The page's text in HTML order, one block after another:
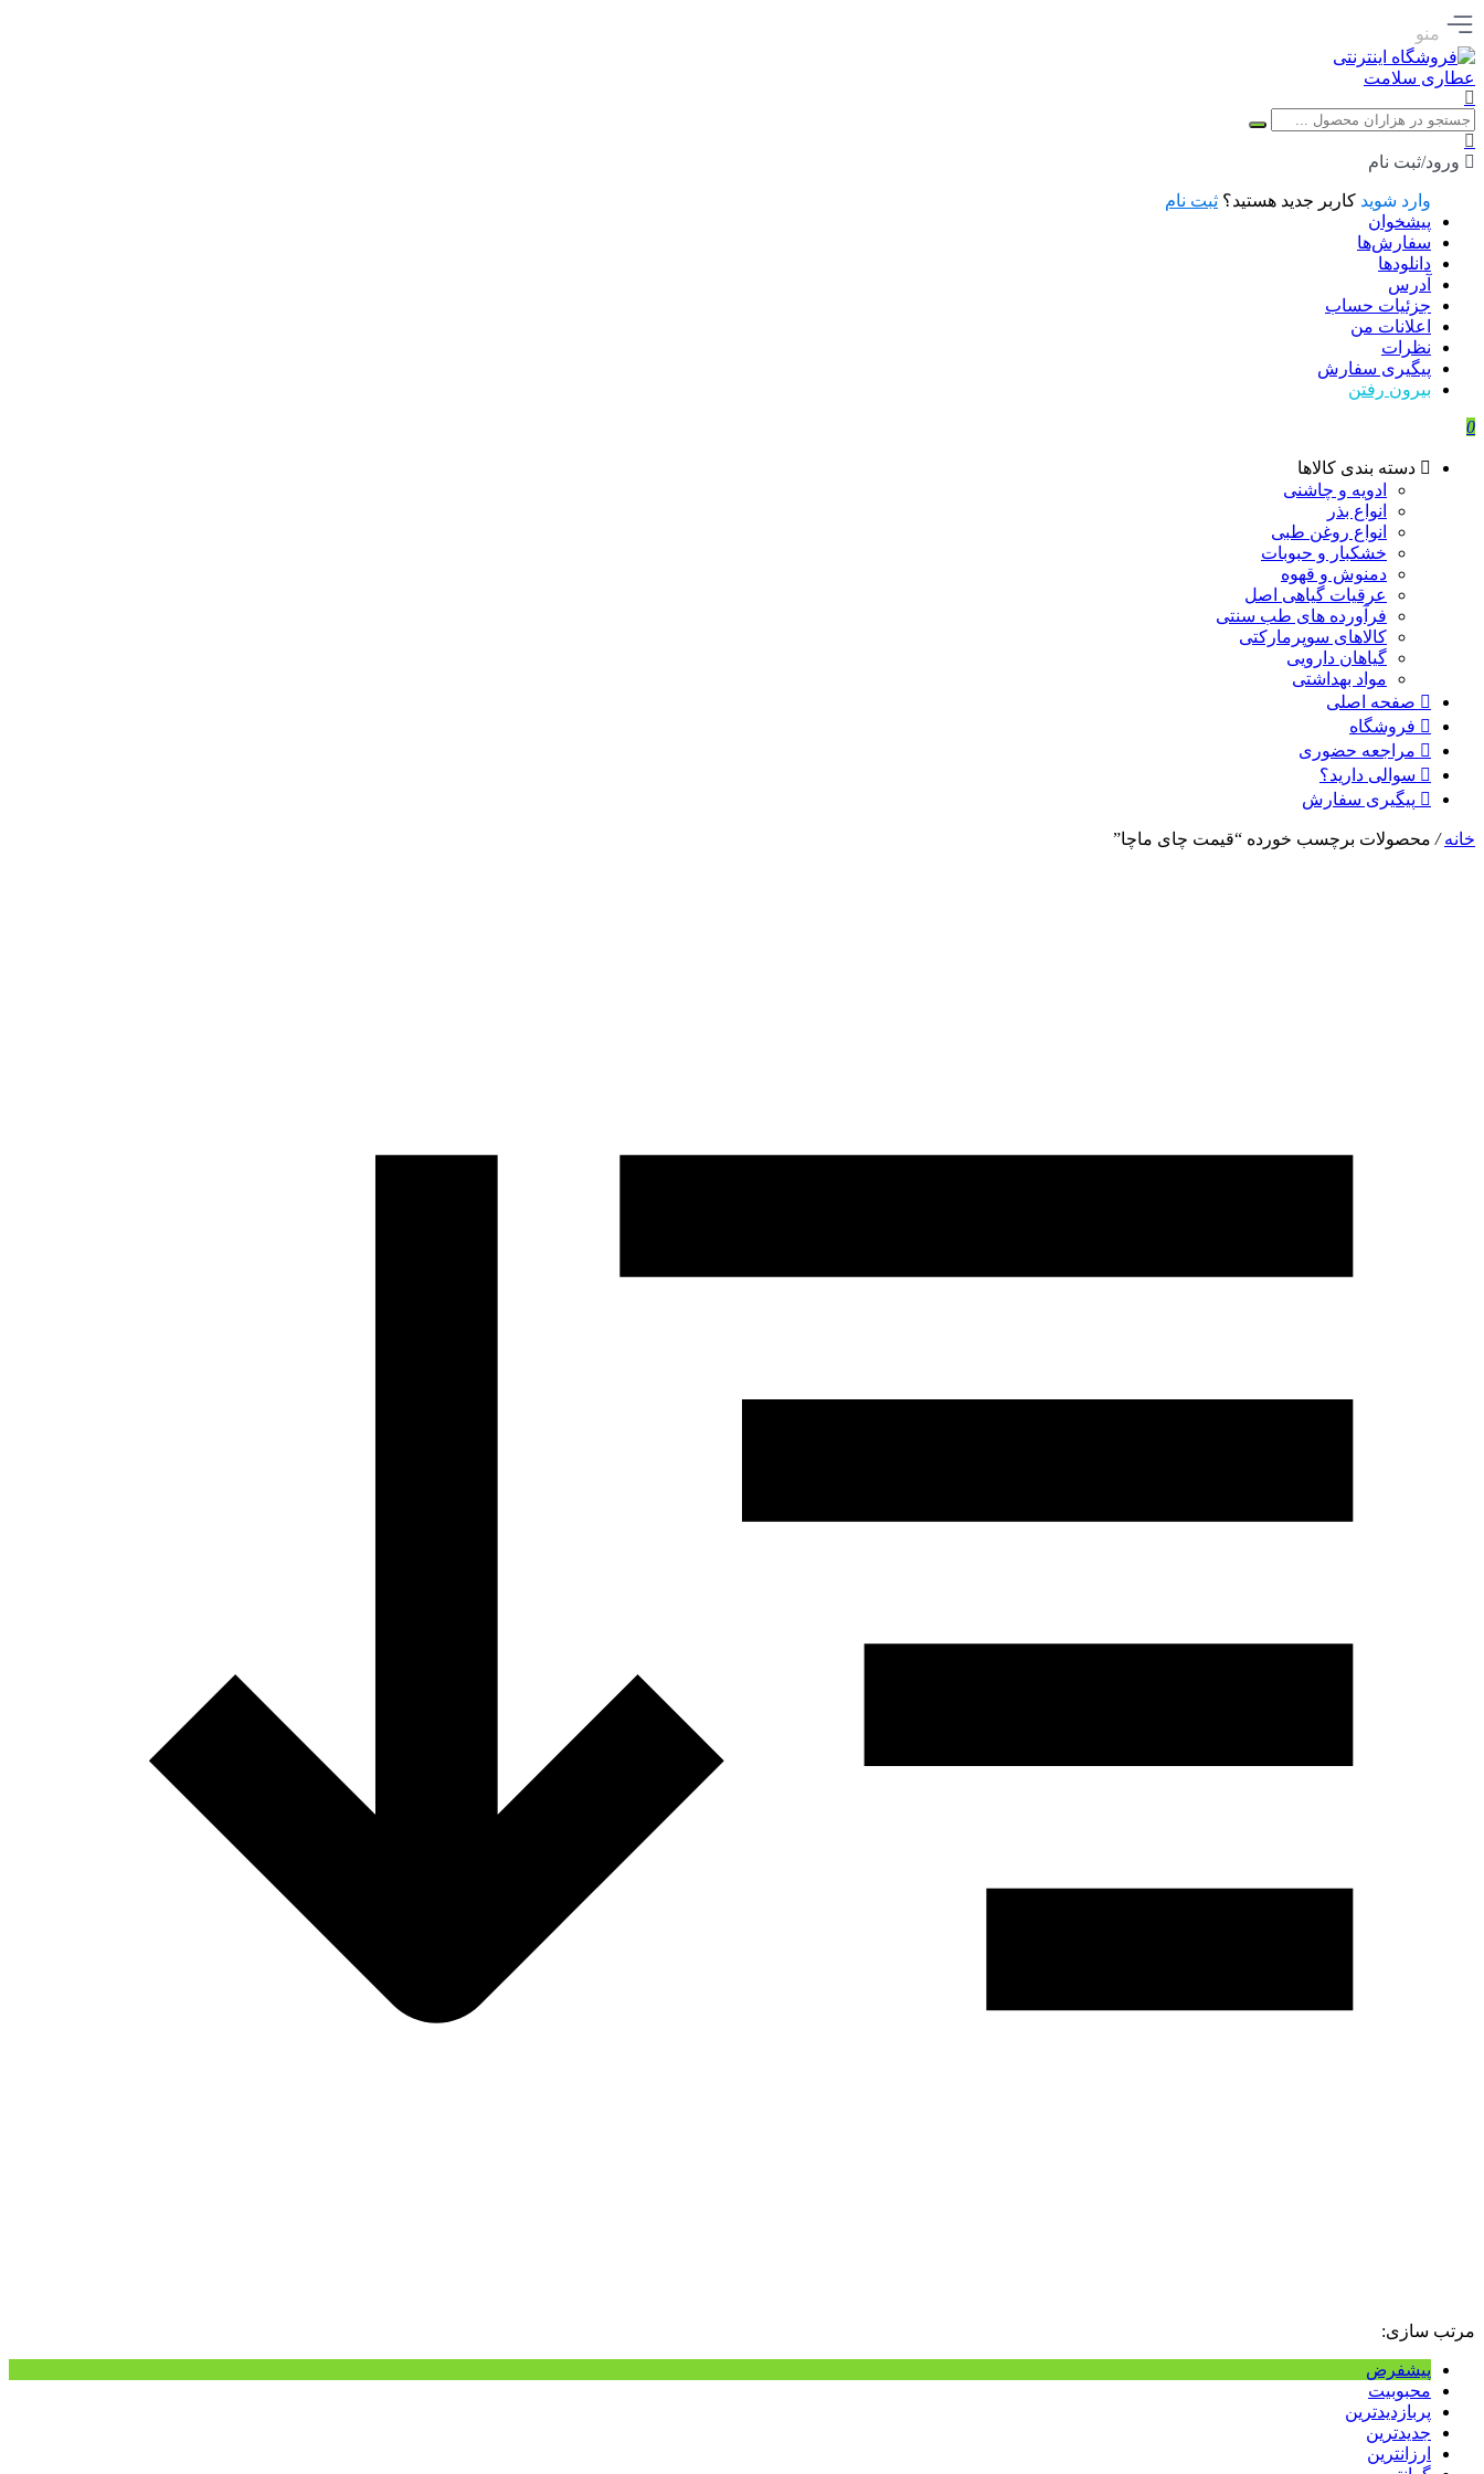
منو
ورود/ثبت نام
وارد شوید کاربر جدید هستید؟ ثبت نام
پیشخوان
سفارش‌ها
دانلودها
آدرس
جزئیات حساب
اعلانات من
نظرات
پیگیری سفارش
بیرون رفتن
0
دسته بندی کالاها
ادویه و چاشنی
انواع بذر
انواع روغن طبی
خشکبار و حبوبات
دمنوش و قهوه
عرقیات گیاهی اصل
فرآورده های طب سنتی
کالاهای سوپرمارکتی
گیاهان دارویی
مواد بهداشتی
صفحه اصلی
فروشگاه
مراجعه حضوری
سوالی دارید؟
پیگیری سفارش
خانه/ محصولات برچسب خورده “قیمت چای ماچا”
مرتب سازی:
پیشفرض
محبوبیت
پربازدیدترین
جدیدترین
ارزانترین